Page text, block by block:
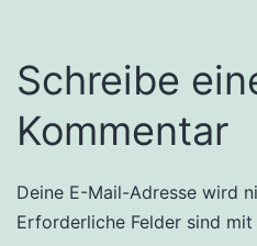
Schreibe
Kommentar
Deine E-Mail-Adresse wird
Erforderliche Felder sind mit